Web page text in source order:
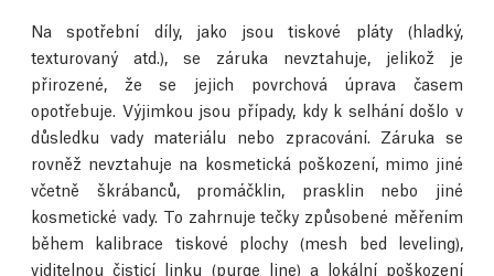
Na spotřební díly, jako jsou tiskové pláty (hladký,
texturovaný atd.), se záruka nevztahuje, jelikož je
přirozené, že se jejich povrchová úprava časem
opotřebuje. Výjimkou jsou případy, kdy k selhání došlo v
důsledku vady materiálu nebo zpracování. Záruka se
rovněž nevztahuje na kosmetická poškození, mimo jiné
včetně škrábanců, promáčklin, prasklin nebo jiné
kosmetické vady. To zahrnuje tečky způsobené měřením
během kalibrace tiskové plochy (mesh bed leveling),
viditelnou čisticí linku (purge line) a lokální poškození